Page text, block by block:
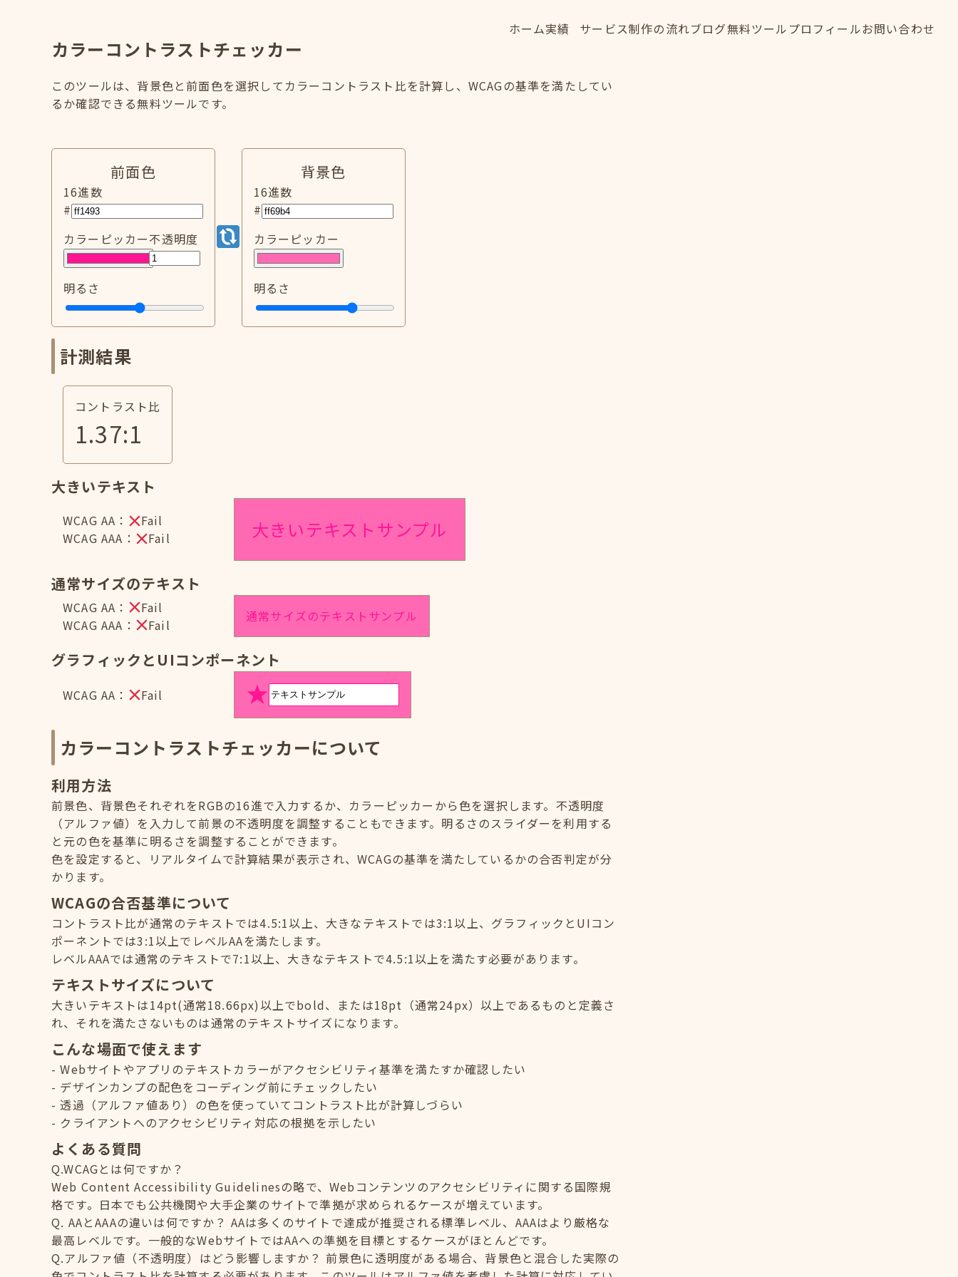
ホーム実績
サービス制作の流れブログ無料ツール プロフィールお問い合わせ
カラーコントラストチェッカー
このツールは、背景色と前面色を選択してカラーコントラスト比を計算し、WCAGの基準を満たしてい
るか確認できる無料ツールです。
前面色
16進数
#
カラーピッカー不透明度
明るさ
背景色
16進数
#
カラーピッカー
明るさ
計測結果
コントラスト比
1.37:1
大きいテキスト
WCAG AA：
Fail
WCAG AAA：
Fail 大きいテキストサンプル
通常サイズのテキスト
WCAG AA：
Fail
WCAG AAA：
Fail
通常サイズのテキストサンプル
グラフィックとUIコンポーネント
WCAG AA： Fail
カラーコントラストチェッカーについて
利用方法
前景色、背景色それぞれをRGBの16進で入力するか、カラーピッカーから色を選択します。不透明度
（アルファ値）を入力して前景の不透明度を調整することもできます。明るさのスライダーを利用する
と元の色を基準に明るさを調整することができます。
色を設定すると、リアルタイムで計算結果が表示され、WCAGの基準を満たしているかの合否判定が分
かります。
WCAGの合否基準について
コントラスト比が通常のテキストでは4.5:1以上、大きなテキストでは3:1以上、グラフィックとUIコン
ポーネントでは3:1以上でレベルAAを満たします。
レベルAAAでは通常のテキストで7:1以上、大きなテキストで4.5:1以上を満たす必要があります。
テキストサイズについて
大きいテキストは14pt(通常18.66px)以上でbold、または18pt（通常24px）以上であるものと定義さ
れ、それを満たさないものは通常のテキストサイズになります。
こんな場面で使えます
Webサイトやアプリのテキストカラーがアクセシビリティ基準を満たすか確認したい
デザインカンプの配色をコーディング前にチェックしたい
透過（アルファ値あり）の色を使っていてコントラスト比が計算しづらい
クライアントへのアクセシビリティ対応の根拠を示したい
よくある質問
Q.WCAGとは何ですか？
Web Content Accessibility Guidelinesの略で、Webコンテンツのアクセシビリティに関する国際規
格です。日本でも公共機関や大手企業のサイトで準拠が求められるケースが増えています。
Q. AAとAAAの違いは何ですか？ AAは多くのサイトで達成が推奨される標準レベル、AAAはより厳格な
最高レベルです。一般的なWebサイトではAAへの準拠を目標とするケースがほとんどです。
Q.アルファ値（不透明度）はどう影響しますか？ 前景色に透明度がある場合、背景色と混合した実際の